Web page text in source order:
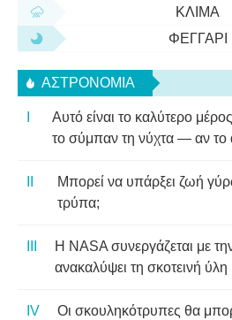
ΚΛΊΜΑ
ΦΕΓΓΆΡΙ
ΑΣΤΡΟΝΟΜΊΑ
Αυτό είναι το καλύτερο
το σύμπαν τη νύχτα — αν το
Μπορεί να υπάρξει ζωή
τρύπα;
Η NASA συνεργάζεται με
ανακαλύψει τη σκοτεινή ύλη
Οι σκουληκότρυπες θα